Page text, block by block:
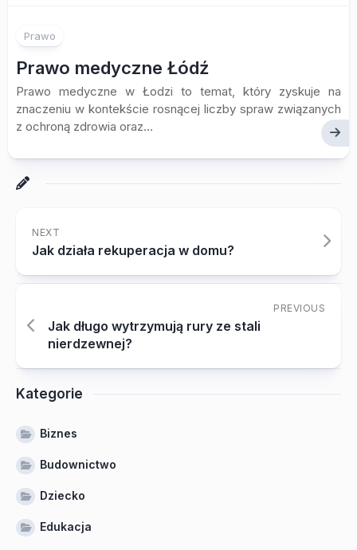
Prawo
Prawo medyczne Łódź
Prawo medyczne w Łodzi to temat, który zyskuje na
znaczeniu w kontekście rosnącej liczby spraw związanych
z ochroną zdrowia oraz...
NEXT
Jak działa rekuperacja w domu?
PREVIOUS
Jak długo wytrzymują rury ze stali
nierdzewnej?
Kategorie
Biznes
Budownictwo
Dziecko
Edukacja